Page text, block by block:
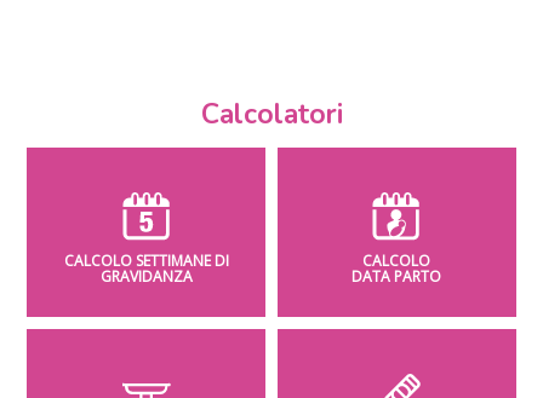
Calcolatori
CALCOLO SETTIMANE DI
GRAVIDANZA
CALCOLO
DATA PARTO